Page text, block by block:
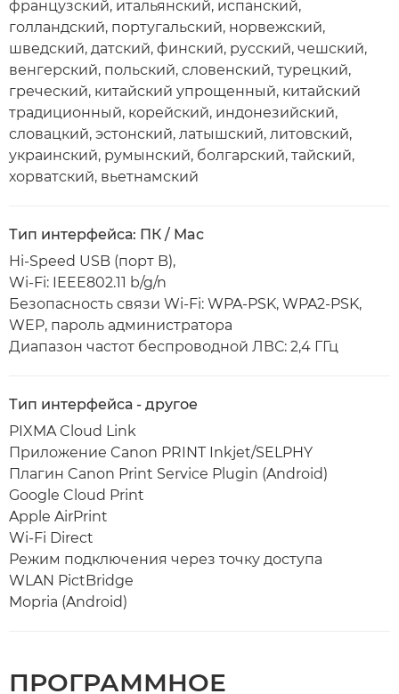
французский, итальянский, испанский,
голландский, португальский, норвежский,
шведский, датский, финский, русский, чешский,
венгерский, польский, словенский, турецкий,
греческий, китайский упрощенный, китайский
традиционный, корейский, индонезийский,
словацкий, эстонский, латышский, литовский,
украинский, румынский, болгарский, тайский,
хорватский, вьетнамский
Тип интерфейса: ПК / Mac
Hi-Speed USB (порт B),
Wi-Fi: IEEE802.11 b/g/n
Безопасность связи Wi-Fi: WPA-PSK, WPA2-PSK,
WEP, пароль администратора
Диапазон частот беспроводной ЛВС: 2,4 ГГц
Тип интерфейса - другое
PIXMA Cloud Link
Приложение Canon PRINT Inkjet/SELPHY
Плагин Canon Print Service Plugin (Android)
Google Cloud Print
Apple AirPrint
Wi-Fi Direct
Режим подключения через точку доступа
WLAN PictBridge
Mopria (Android)
ПРОГРАММНОЕ